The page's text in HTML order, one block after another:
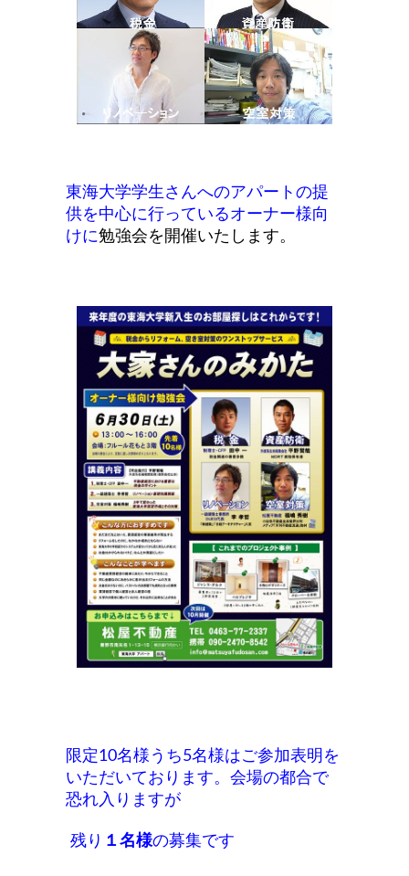
東海大学学生さんへのアパートの提
供を中心に行っているオーナー様向
けに勉強会を開催いたします。
限定10名様うち5名様はご参加表明を
いただいております。会場の都合で
恐れ入りますが
残り １名様の募集です